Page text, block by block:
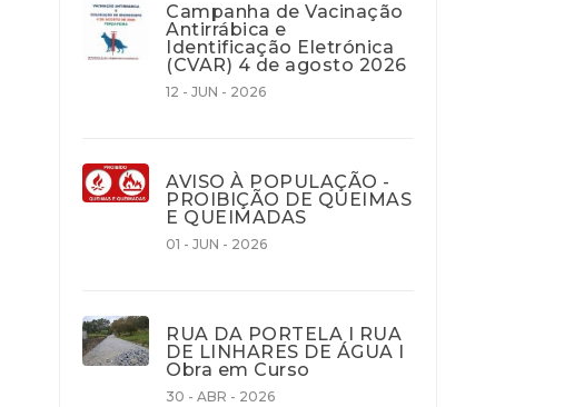
Campanha de Vacinação
Antirrábica e
Identificação Eletrónica
(CVAR) 4 de agosto 2026
12 - JUN - 2026
AVISO À POPULAÇÃO -
PROIBIÇÃO DE QUEIMAS
E QUEIMADAS
01 - JUN - 2026
RUA DA PORTELA I RUA
DE LINHARES DE ÁGUA I
Obra em Curso
30 - ABR - 2026